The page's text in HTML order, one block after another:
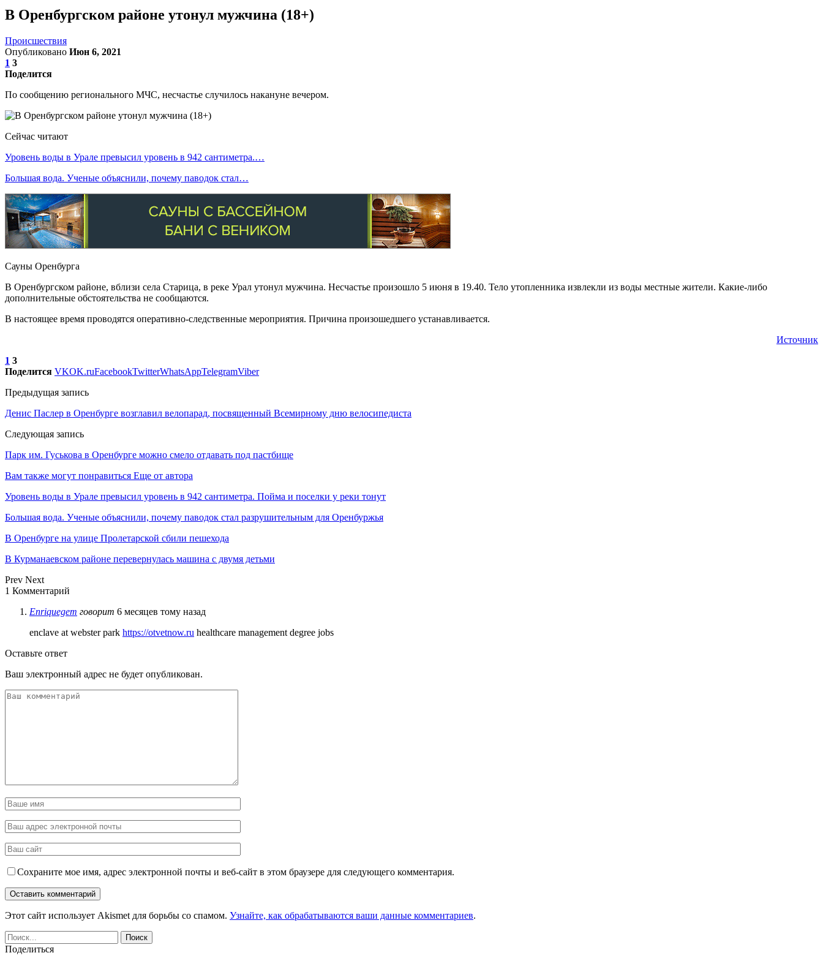
В Оренбургском районе утонул мужчина (18+)
Происшествия
Опубликовано Июн 6, 2021
1 3
Поделится
По сообщению регионального МЧС, несчастье случилось накануне вечером.
Сейчас читают
Уровень воды в Урале превысил уровень в 942 сантиметра.…
Большая вода. Ученые объяснили, почему паводок стал…
Сауны Оренбурга
В Оренбургском районе, вблизи села Старица, в реке Урал утонул мужчина. Несчастье произошло 5 июня в 19.40. Тело утопленника извлекли из воды местные жители. Какие-либо
дополнительные обстоятельства не сообщаются.
В настоящее время проводятся оперативно-следственные мероприятия. Причина произошедшего устанавливается.
Источник
1 3
Поделится VKOK.ruFacebookTwitterWhatsAppTelegramViber
Предыдущая запись
Денис Паслер в Оренбурге возглавил велопарад, посвященный Всемирному дню велосипедиста
Следующая запись
Парк им. Гуськова в Оренбурге можно смело отдавать под пастбище
Вам также могут понравиться Еще от автора
Уровень воды в Урале превысил уровень в 942 сантиметра. Пойма и поселки у реки тонут
Большая вода. Ученые объяснили, почему паводок стал разрушительным для Оренбуржья
В Оренбурге на улице Пролетарской сбили пешехода
В Курманаевском районе перевернулась машина с двумя детьми
Prev Next
1 Комментарий
Enriquegem говорит 6 месяцев тому назад
enclave at webster park https://otvetnow.ru healthcare management degree jobs
Оставьте ответ
Ваш электронный адрес не будет опубликован.
Сохраните мое имя, адрес электронной почты и веб-сайт в этом браузере для следующего комментария.
Этот сайт использует Akismet для борьбы со спамом. Узнайте, как обрабатываются ваши данные комментариев.
Поделиться